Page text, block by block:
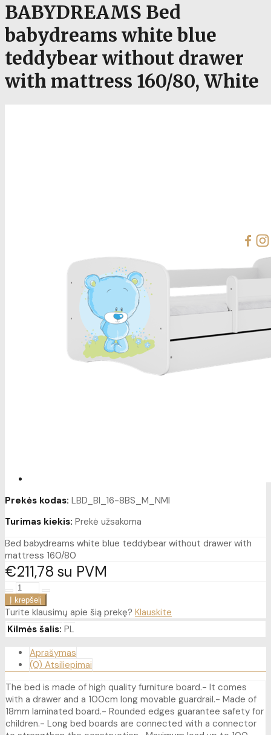
BABYDREAMS Bed
babydreams white blue
teddybear without drawer
with mattress 160/80, White
Prekės kodas: LBD_BI_16-8BS_M_NMI
Turimas kiekis: Prekė užsakoma
Bed babydreams white blue teddybear without drawer with
mattress 160/80
€211 78 su PVM
Turite klausimų apie šią prekę? Klauskite
Kilmės šalis: PL
Aprašymas
(0) Atsiliepimai
The bed is made of high quality furniture board.- It comes
with a drawer and a 100cm long movable guardrail.- Made of
18mm laminated board.- Rounded edges guarantee safety for
children.- Long bed boards are connected with a connector